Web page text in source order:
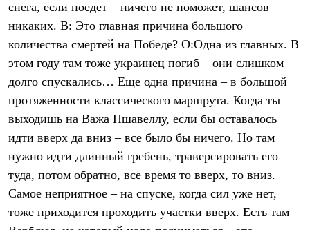
снега, если поедет – ничего не поможет, шансов
никаких. В: Это главная причина большого
количества смертей на Победе? О:Одна из главных. В
этом году там тоже украинец погиб – они слишком
долго спускались… Еще одна причина – в большой
протяженности классического маршрута. Когда ты
выходишь на Важа Пшавеллу, если бы оставалось
идти вверх да вниз – все было бы ничего. Но там
нужно идти длинный гребень, траверсировать его
туда, потом обратно, все время то вверх, то вниз.
Самое неприятное – на спуске, когда сил уже нет,
тоже приходится проходить участки вверх. Есть там